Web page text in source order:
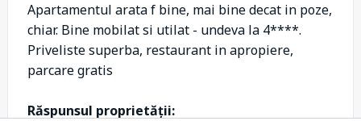
Apartamentul arata f bine, mai bine decat in poze,
chiar. Bine mobilat si utilat - undeva la 4****.
Priveliste superba, restaurant in apropiere,
parcare gratis
Răspunsul proprietății: